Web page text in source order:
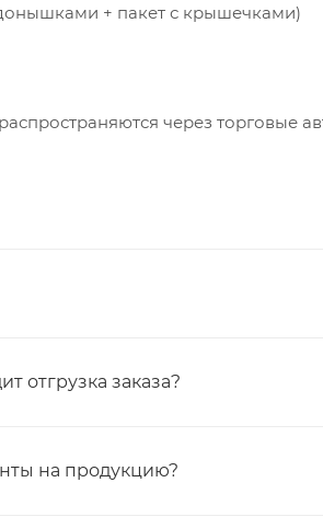
+ пакет с крышечками)
через торговые
отгрузка заказа?
на продукцию?